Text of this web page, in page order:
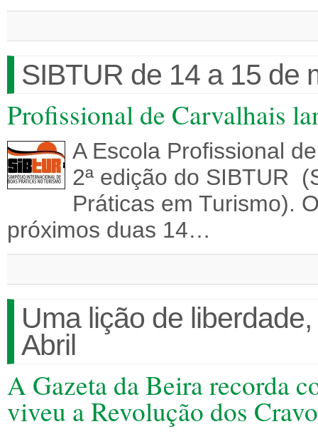
SIBTUR de 14 a 15 de
Profissional de Carvalhais
A Escola Profissional
2ª edição do SIBTUR
Práticas em Turismo).
próximos duas 14…
Uma lição de
Abril
A Gazeta da Beira recorda
viveu a Revolução dos